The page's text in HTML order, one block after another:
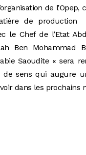
de
de
le Chef de l’Etat
Ben Mohammad
Saoudite « sera
sens qui augure
dans les prochains